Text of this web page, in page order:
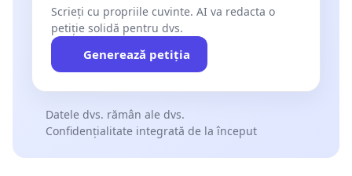
Scrieți cu propriile cuvinte. AI va redacta o
petiție solidă pentru dvs.
Generează petiția
Datele dvs. rămân ale dvs.
Confidențialitate integrată de la început